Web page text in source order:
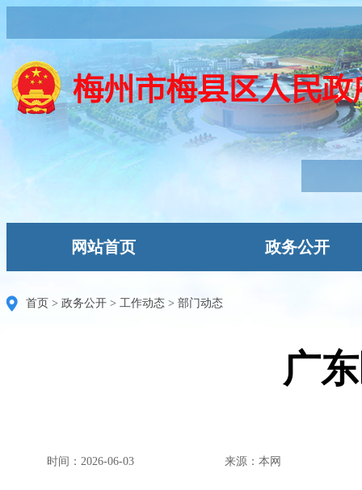
网站首页 政务公开
首页 > 政务公开 > 工作动态 > 部门动态
广
时间：2026-06-03 来源：本网